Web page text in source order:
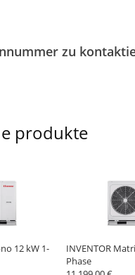
zu
produkte
12 kW 1-
INVENTOR
Phase